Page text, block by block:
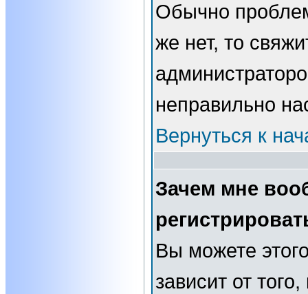
Обычно
же нет, то
неправильно
Вернуться к
Зачем мне
Вы можете
зависит от